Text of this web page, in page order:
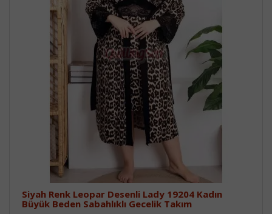
Siyah Renk Leopar Desenli Lady 19204 Kadın
Büyük Beden Sabahlıklı Gecelik Takım